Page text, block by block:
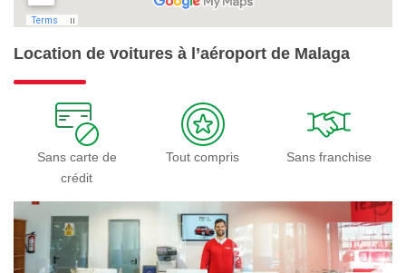
Location de voitures à l’aéroport de Malaga
Sans carte de
crédit
Tout compris Sans franchise